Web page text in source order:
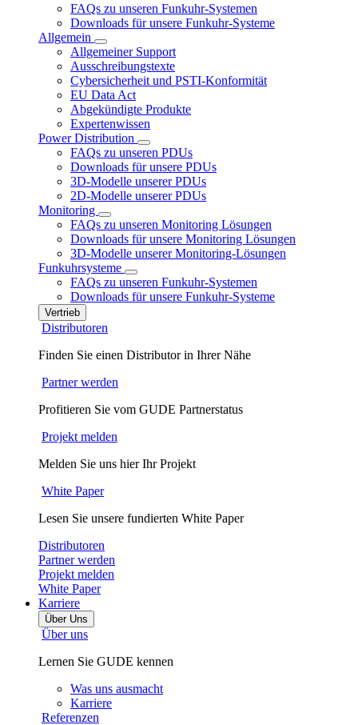
FAQs zu unseren Funkuhr-Systemen
Downloads für unsere Funkuhr-Systeme
Allgemein
Allgemeiner Support
Ausschreibungstexte
Cybersicherheit und PSTI-Konformität
EU Data Act
Abgekündigte Produkte
Expertenwissen
Power Distribution
FAQs zu unseren PDUs
Downloads für unsere PDUs
3D-Modelle unserer PDUs
2D-Modelle unserer PDUs
Monitoring
FAQs zu unseren Monitoring Lösungen
Downloads für unsere Monitoring Lösungen
3D-Modelle unserer Monitoring-Lösungen
Funkuhrsysteme
FAQs zu unseren Funkuhr-Systemen
Downloads für unsere Funkuhr-Systeme
Vertrieb
Distributoren
Finden Sie einen Distributor in Ihrer Nähe
Partner werden
Profitieren Sie vom GUDE Partnerstatus
Projekt melden
Melden Sie uns hier Ihr Projekt
White Paper
Lesen Sie unsere fundierten White Paper
Distributoren
Partner werden
Projekt melden
White Paper
Karriere
Über Uns
Über uns
Lernen Sie GUDE kennen
Was uns ausmacht
Karriere
Referenzen